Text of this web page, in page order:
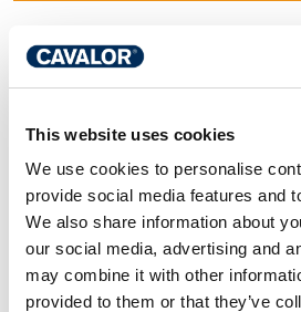
This website uses cookies
We use cookies to personalise
provide social media features and
We also share information about
our social media, advertising and
may combine it with other
provided to them or that they’ve
Elynn Thys
Von der Wissenschaft in
und Weise, in der Elynn
Entwicklung neuer
sieht, und in der ihr
Tragen kommt.
Darüber hinaus hat sie
Pflegeprodukten von
Amazone testet Elynn